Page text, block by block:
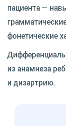
пациента —
фонетические
из анамнеза
и дизартрию.